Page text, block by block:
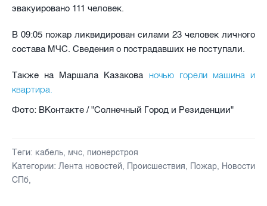
эвакуировано 111 человек.
В 09:05 пожар ликвидирован силами 23 человек личного
состава МЧС. Сведения о пострадавших не поступали.
Также на Маршала Казакова ночью горели машина и
квартира.
Фото: ВКонтакте / "Солнечный Город и Резиденции"
Теги: кабель, мчс, пионерстроя
Категории: Лента новостей, Происшествия, Пожар, Новости
СПб,